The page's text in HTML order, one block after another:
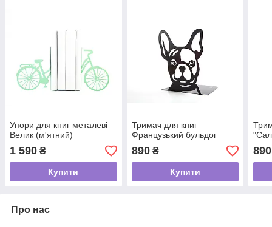
Упори для книг металеві
Велик (м'ятний)
1 590 ₴
Купити
Тримач для книг
Французький бульдог
890₴
Купити
890
Про нас